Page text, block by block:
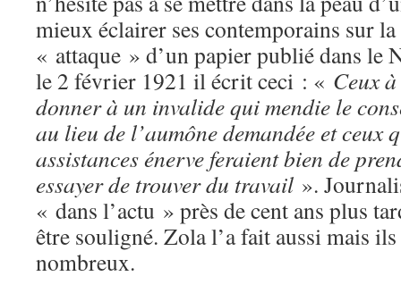
mieux éclairer ses contemporains sur
« attaque » d’un papier publié dans le
le 2 février 1921 il écrit ceci : « Ceux
donner à un invalide qui mendie le
au lieu de l’aumône demandée et ceux
assistances énerve feraient bien de
essayer de trouver du travail ».
« dans l’actu » près de cent ans plus
être souligné. Zola l’a fait aussi mais
nombreux.